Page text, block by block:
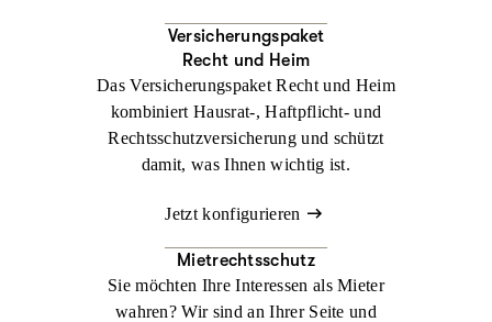
Versicherungspaket
Recht und Heim
Das Versicherungspaket Recht und Heim
kombiniert Hausrat-, Haftpflicht- und
Rechtsschutzversicherung und schützt
damit, was Ihnen wichtig ist.
Jetzt konfigurieren
Mietrechtsschutz
Sie möchten Ihre Interessen als Mieter
wahren? Wir sind an Ihrer Seite und